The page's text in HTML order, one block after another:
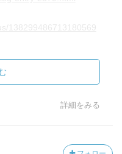
詳細をみる